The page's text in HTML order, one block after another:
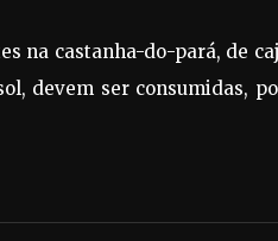
na castanha-do-pará, de
devem ser consumidas,